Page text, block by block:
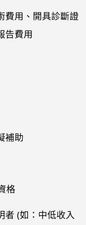
費用、開具診斷證
告費用
補助
格
者 (如：中低收入